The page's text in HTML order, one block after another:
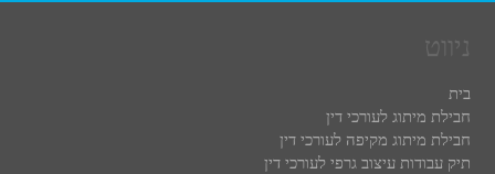
ניווט
בית
חבילת מיתוג לעורכי דין
חבילת מיתוג מקיפה לעורכי דין
תיק עבודות עיצוב גרפי לעורכי דין